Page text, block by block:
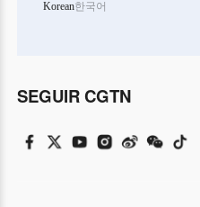
Korean한국어
SEGUIR CGTN